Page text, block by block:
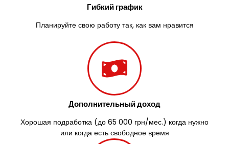
Гибкий график
Планируйте свою работу так, как вам нравится
Дополнительный доход
Хорошая подработка (до 65 000 грн/мес.) когда нужно
или когда есть свободное время
Южноукраинск
Знаменка
Звенигородка